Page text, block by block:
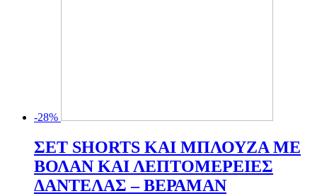
-28%
ΣΕΤ SHORTS ΚΑΙ ΜΠΛΟΥΖΑ ΜΕ
ΒΟΛΑΝ ΚΑΙ ΛΕΠΤΟΜΕΡΕΙΕΣ
ΔΑΝΤΕΛΑΣ – ΒΕΡΑΜΑΝ